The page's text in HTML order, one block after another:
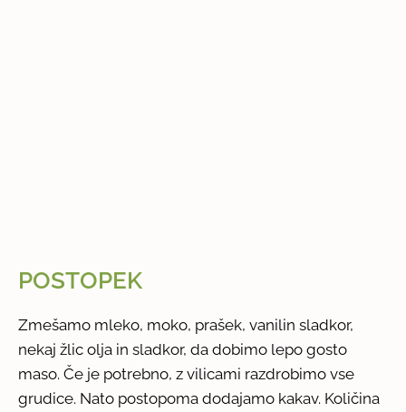
POSTOPEK
Zmešamo mleko, moko, prašek, vanilin sladkor,
nekaj žlic olja in sladkor, da dobimo lepo gosto
maso. Če je potrebno, z vilicami razdrobimo vse
grudice. Nato postopoma dodajamo kakav. Količina